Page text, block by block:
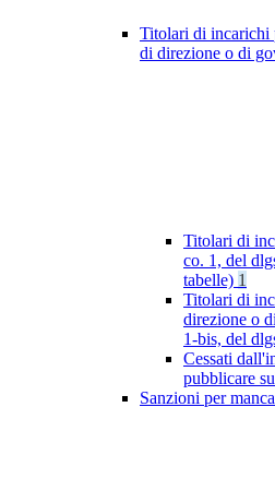
Titolari di incarichi
di direzione o di
Titolari di
co. 1, del
tabelle) 1
Titolari di
direzione o
1-bis, del
Cessati
pubblicare
Sanzioni per